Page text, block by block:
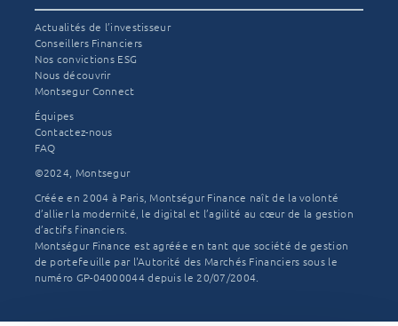
nouvelle
tension
des
taux
Montségur
Actualités de l’investisseur
Conseillers Financiers
Nos convictions ESG
Nous découvrir
Montsegur Connect
Équipes
Contactez-nous
FAQ
©2024, Montsegur
Créée en 2004 à Paris, Montségur Finance naît de la volonté
d’allier la modernité, le digital et l’agilité au cœur de la gestion
d’actifs financiers.
Montségur Finance est agréée en tant que société de gestion
de portefeuille par l'Autorité des Marchés Financiers sous le
numéro GP-04000044 depuis le 20/07/2004.